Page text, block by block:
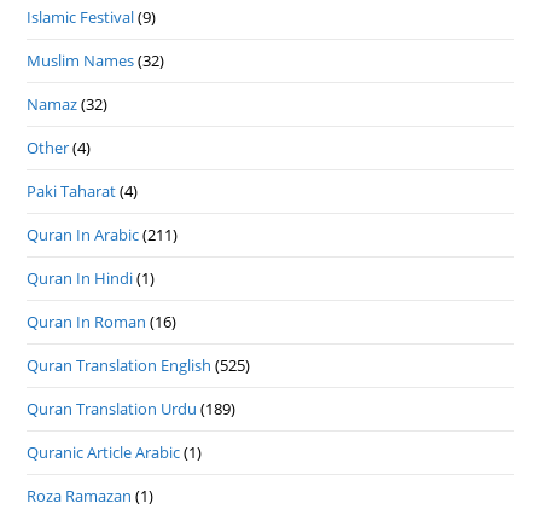
Islamic Festival(9)
Muslim Names(32)
Namaz(32)
Other(4)
Paki Taharat(4)
Quran In Arabic(211)
Quran In Hindi(1)
Quran In Roman (16)
Quran Translation English (525)
Quran Translation Urdu (189)
Quranic Article Arabic(1)
Roza Ramazan (1)